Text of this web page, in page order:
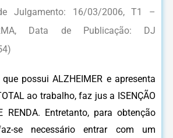
Julgamento: 16/03/2006, T1 –
Data de Publicação: DJ
possui ALZHEIMER e apresenta
ao trabalho, faz jus a ISENÇÃO
RENDA. Entretanto, para obtenção
se necessário entrar com um